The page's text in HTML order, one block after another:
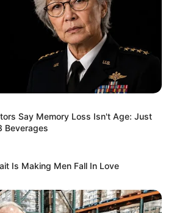
Say Memory Loss Isn't Age: Just
Beverages
Is Making Men Fall In Love